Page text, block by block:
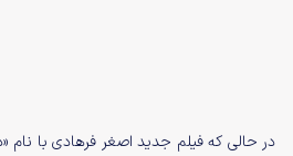
در حالی که فیلم جدید اصغر فرهادی با نام